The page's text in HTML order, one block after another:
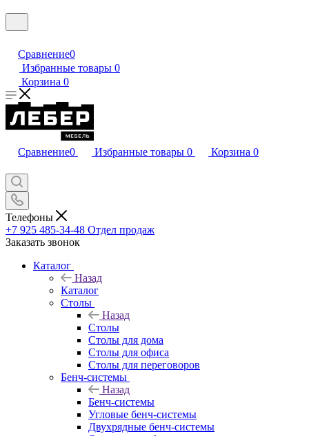
Сравнение0
Избранные товары 0
Корзина 0
Сравнение0 Избранные товары 0 Корзина 0
Телефоны
+7 925 485-34-48 Отдел продаж
Заказать звонок
Каталог
Назад
Каталог
Столы
Назад
Столы
Столы для дома
Столы для офиса
Столы для переговоров
Бенч-системы
Назад
Бенч-системы
Угловые бенч-системы
Двухрядные бенч-системы